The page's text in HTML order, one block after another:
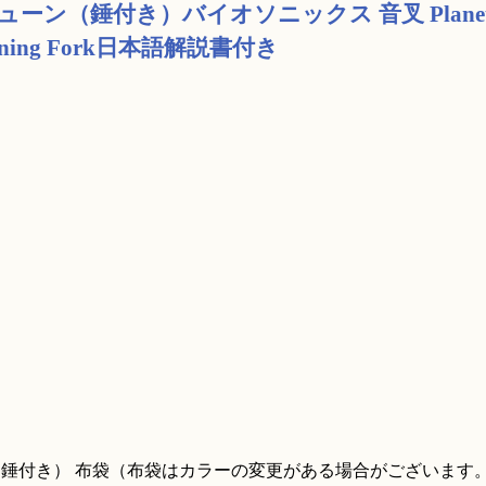
ーン（錘付き）バイオソニックス 音叉
Fork日本語解説書付き
付き） 布袋（布袋はカラーの変更がある場合がございます